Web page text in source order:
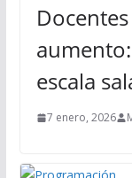
escala
7 enero, 2026